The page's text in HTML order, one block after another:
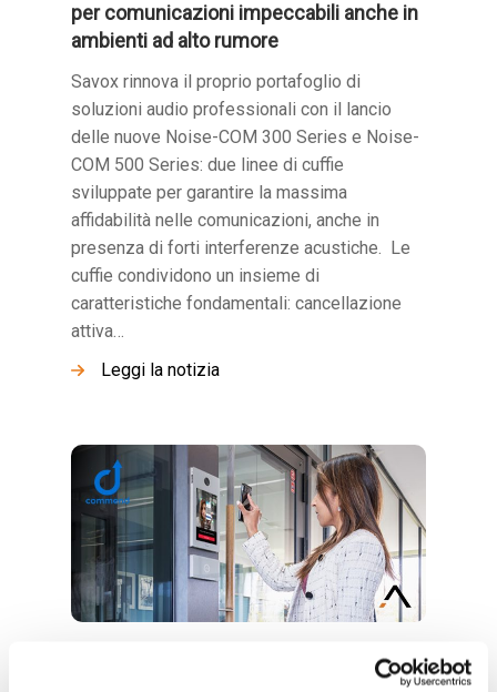
per comunicazioni impeccabili anche in
ambienti ad alto rumore
Savox rinnova il proprio portafoglio di
soluzioni audio professionali con il lancio
delle nuove Noise-COM 300 Series e Noise-
COM 500 Series: due linee di cuffie
sviluppate per garantire la massima
affidabilità nelle comunicazioni, anche in
presenza di forti interferenze acustiche. Le
cuffie condividono un insieme di
caratteristiche fondamentali: cancellazione
attiva…
Leggi la notizia